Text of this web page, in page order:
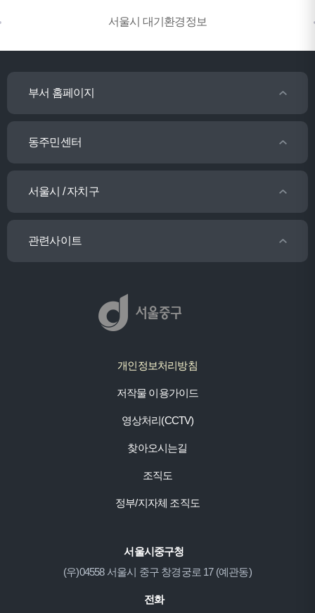
서울시 대기환경정보
부서 홈페이지
동주민센터
서울시 / 자치구
관련사이트
개인정보처리방침
저작물 이용가이드
영상처리(CCTV)
찾아오시는길
조직도
정부/지자체 조직도
서울시중구청
(우)04558 서울시 중구 창경궁로 17 (예관동)
전화